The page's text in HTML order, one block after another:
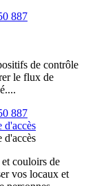
887
de contrôle
le flux de
887
d'accès
d'accès
et couloirs de
vos locaux et